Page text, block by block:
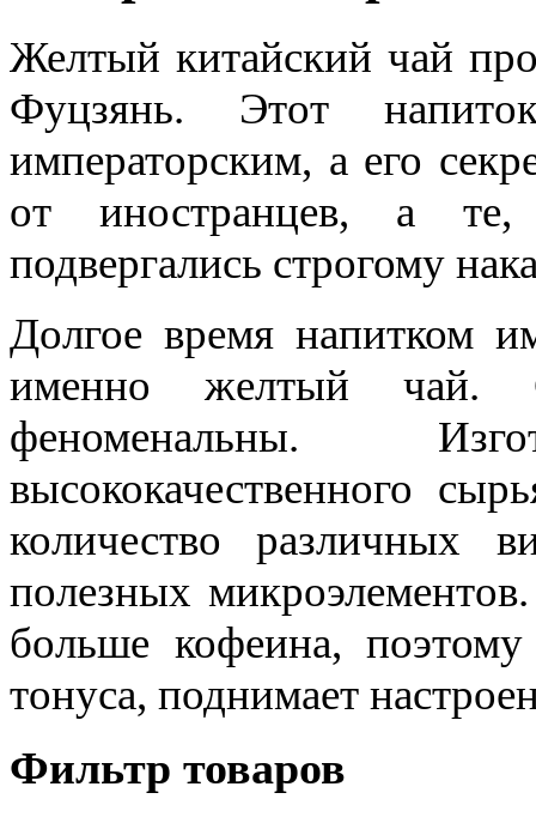
Желтый китайский чай
Фуцзянь. Этот
императорским, а его
от иностранцев, а
подвергались строгому
Долгое время напитком
именно желтый чай.
феноменальны.
высококачественного
количество различных
полезных
больше кофеина,
тонуса, поднимает
Фильтр товаров